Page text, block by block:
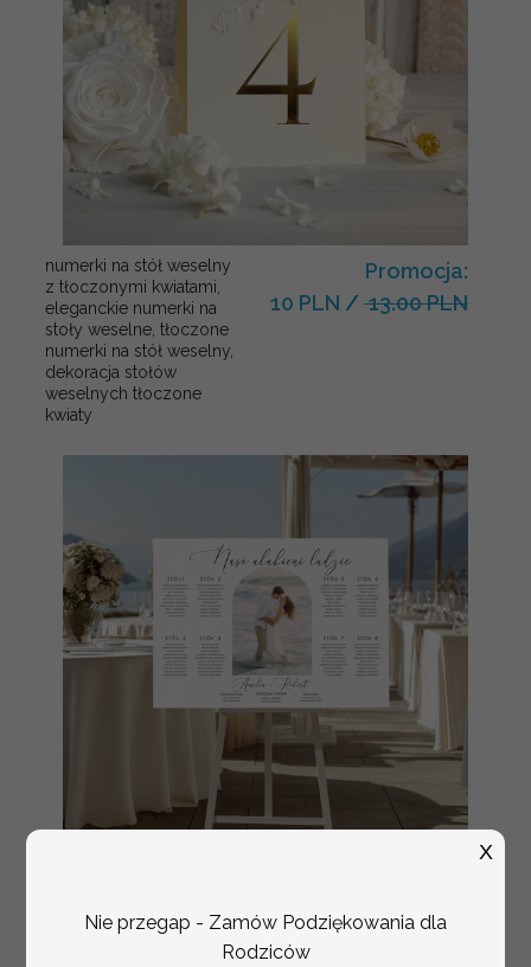
numerki na stół weselny
z tłoczonymi kwiatami,
eleganckie numerki na
stoły weselne, tłoczone
numerki na stół weselny,
dekoracja stołów
weselnych tłoczone
kwiaty
Promocja:
10 PLN / 13.00 PLN
usadzenie gości na
100 PLN/125.00 PLN
Nie przegap - Zamów Podziękowania dla
Rodziców
X